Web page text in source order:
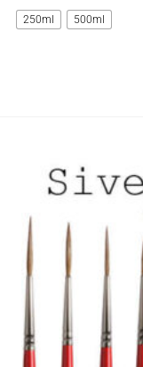
tuotteella
on
250ml 500ml